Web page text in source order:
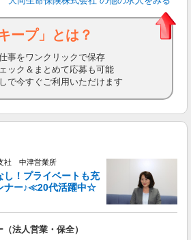
キープ」とは？
事をワンクリックで保存
ック＆まとめて応募も可能
で今すぐご利用いただけます
社 中津営業所
し！プライベートも充
ナー♪≪20代活躍中☆
法人営業・保全）